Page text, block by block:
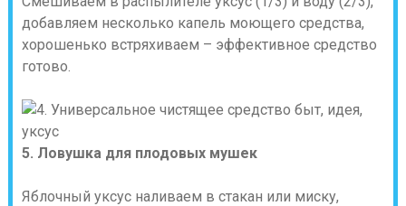
добавляем несколько капель моющего средства,
хорошенько встряхиваем – эффективное средство
готово.
5. Ловушка для плодовых мушек
Яблочный уксус наливаем в стакан или миску,